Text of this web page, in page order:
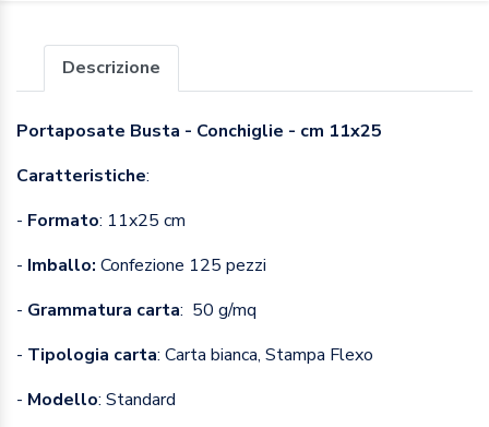
Descrizione
Portaposate Busta - Conchiglie - cm 11x25
Caratteristiche:
- Formato: 11x25 cm
- Imballo: Confezione 125 pezzi
- Grammatura carta: 50 g/mq
- Tipologia carta: Carta bianca, Stampa Flexo
- Modello: Standard